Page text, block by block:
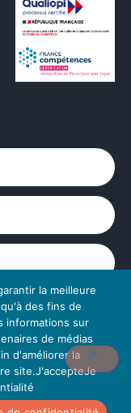
Je peux me
la meilleure
des fins de
informations sur
de médias
d'améliorer la
site.J'accepteJe